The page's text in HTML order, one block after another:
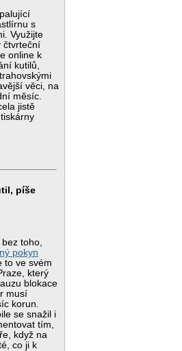
s
Využijte
čtvrteční
online k
kutilů,
věci, na
měsíc.
jistě
píše
toho,
pokyn
to ve svém
který
blokace
musí
korun.
se snažil i
tím,
když na
co ji k